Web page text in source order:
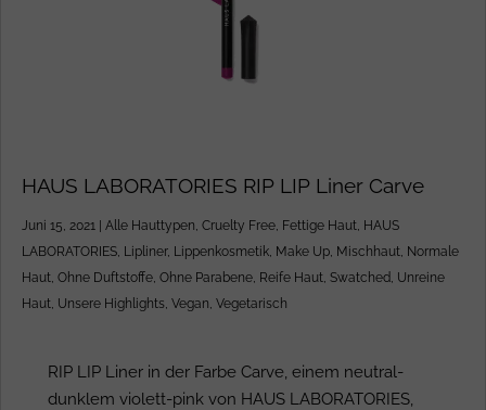
HAUS LABORATORIES RIP LIP Liner Carve
Juni 15, 2021 Alle Hauttypen, Cruelty Free, Fettige Haut, HAUS
LABORATORIES, Lipliner, Lippenkosmetik, Make Up, Mischhaut, Normale
Haut, Ohne Duftstoffe, Ohne Parabene, Reife Haut, Swatched, Unreine
Haut, Unsere Highlights, Vegan, Vegetarisch
RIP LIP Liner in der Farbe Carve, einem neutral-
dunklem violett-pink von HAUS LABORATORIES,